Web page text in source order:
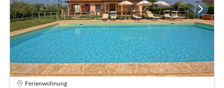
Ferienwohnung